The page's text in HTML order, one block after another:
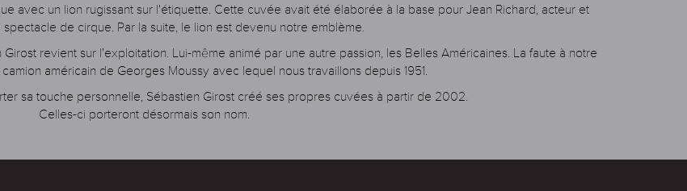
avec un lion rugissant sur l'étiquette. Cette cuvée avait été élaborée à la base pour Jean Richard, acteur et
de cirque. Par la suite, le lion est devenu notre emblème.
revient sur l'exploitation. Lui-même animé par une autre passion, les Belles Américaines. La faute à notre
américain de Georges Moussy avec lequel nous travaillons depuis 1951.
sa touche personnelle, Sébastien Girost créé ses propres cuvées à partir de 2002.
Celles-ci porteront désormais son nom.